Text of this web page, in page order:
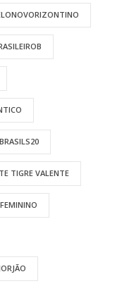
TIGRE VALENTE